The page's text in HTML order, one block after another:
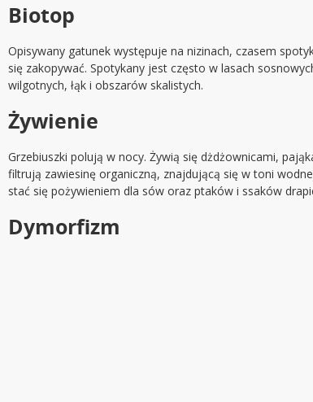
Biotop
Opisywany gatunek występuje na nizinach, czasem
się zakopywać. Spotykany jest często w lasach
wilgotnych, łąk i obszarów skalistych.
Żywienie
Grzebiuszki polują w nocy. Żywią się dżdżownicami,
filtrują zawiesinę organiczną, znajdującą się w toni
stać się pożywieniem dla sów oraz ptaków i ssaków
Dymorfizm